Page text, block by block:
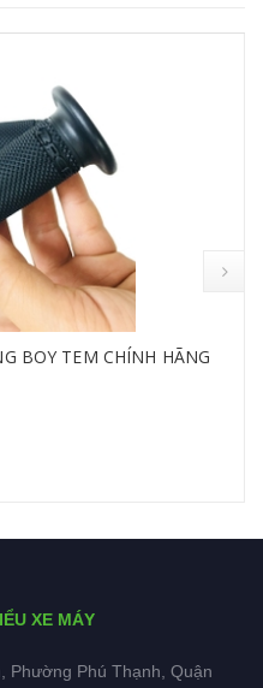
BOY TEM CHÍNH HÃNG
XE MÁY
Phường Phú Thạnh, Quận